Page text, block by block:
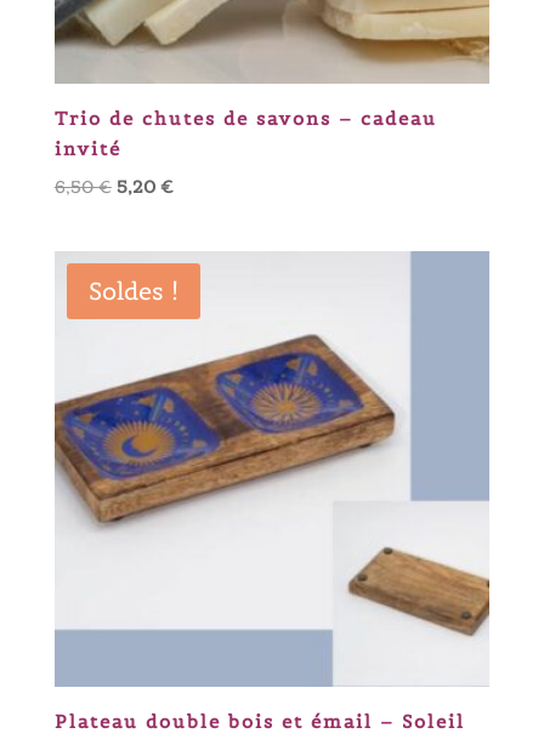
Trio de chutes de savons – cadeau
invité
6,50€ Le
était :
6,50 €.
5,20 €Le
est :
5,20 €.
Soldes !
Plateau double bois et émail – Soleil